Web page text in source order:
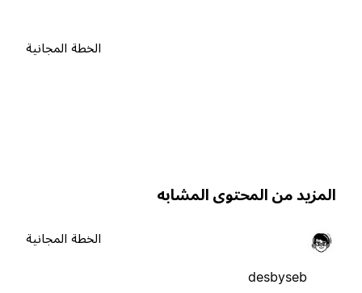
الخطة المجانية
من المحتوى المشابه
desbyseb
الخطة المجانية